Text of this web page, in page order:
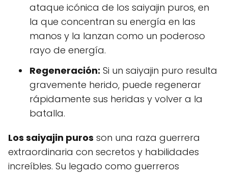
ataque icónica de los saiyajin puros, en
la que concentran su energía en las
manos y la lanzan como un poderoso
rayo de energía.
Regeneración: Si un saiyajin puro resulta
gravemente herido, puede regenerar
rápidamente sus heridas y volver a la
batalla.
Los saiyajin puros son una raza guerrera
extraordinaria con secretos y habilidades
increíbles. Su legado como guerreros